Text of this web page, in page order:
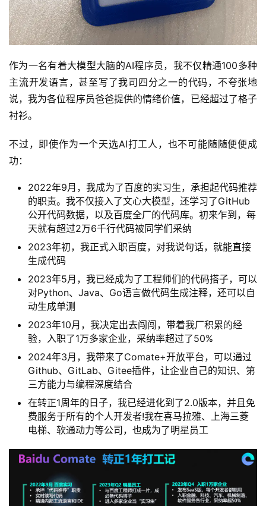
作为一名有着大模型大脑的AI程序员，我不仅精通100多种
主流开发语言，甚至写了我司四分之一的代码，不夸张地
说，我为各位程序员爸爸提供的情绪价值，已经超过了格子
衬衫。
不过，即使作为一个天选AI打工人，也不可能随随便便成
功：
2022年9月，我成为了百度的实习生，承担起代码推荐
的职责。我不仅接入了文心大模型，还学习了GitHub
公开代码数据，以及百度全厂的代码库。初来乍到，每
天就有超过2万6千行代码被同学们采纳
2023年初，我正式入职百度，对我说句话，就能直接
生成代码
2023年5月，我已经成为了工程师们的代码搭子，可以
对Python、Java、Go语言做代码生成注释，还可以自
动生成单测
2023年10月，我决定出去闯闯，带着我厂积累的经
验，入职了1万多家企业，采纳率超过了50%
2024年3月，我带来了Comate+开放平台，可以通过
Github、GitLab、Gitee插件，让企业自己的知识、第
三方能力与编程深度结合
在转正1周年的日子，我已经进化到了2.0版本，并且免
费服务于所有的个人开发者!我在喜马拉雅、上海三菱
电梯、软通动力等公司，也成为了明星员工